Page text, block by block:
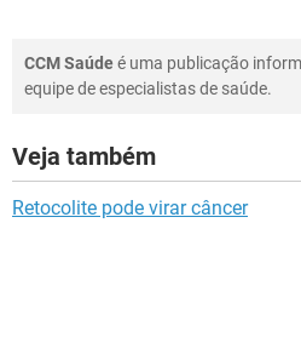
CCM Saúdeé uma publicação
equipe de especialistas de saúde.
Veja também
Retocolite pode virar câncer